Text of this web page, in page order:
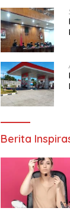
Berita